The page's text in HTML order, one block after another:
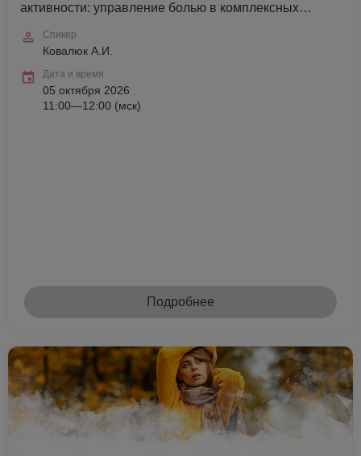
активности: управление болью в комплексных
Спикер
Ковалюк А.И.
Дата и время
05 октября 2026
11:00—12:00 (мск)
Подробнее